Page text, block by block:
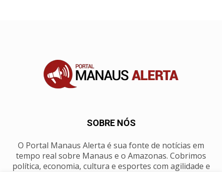
SOBRE NÓS
O Portal Manaus Alerta é sua fonte de notícias em
tempo real sobre Manaus e o Amazonas. Cobrimos
política, economia, cultura e esportes com agilidade e